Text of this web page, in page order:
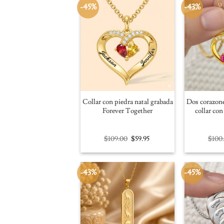
-45%
Collar con piedra natal grabada
Forever Together
$109.00 Original
price
was:
$59.95Current
is:
-43%
Dos
collar
$
-43% -45%